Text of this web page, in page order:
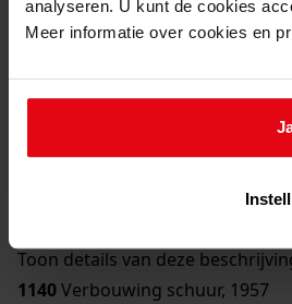
analyseren. U kunt de cookies
Meer informatie over cookies en
Toon details van deze
1136Bouw bergplaats, 1950
Toon details van deze
1137Bouw schuur, 1951
Toon details van deze
Toon details van deze
Toon details van deze
1140Verbouwing schuur, 1957